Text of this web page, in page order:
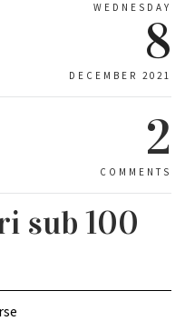
WEDNESDAY
8
DECEMBER 2021
2
COMMENTS
sub 100